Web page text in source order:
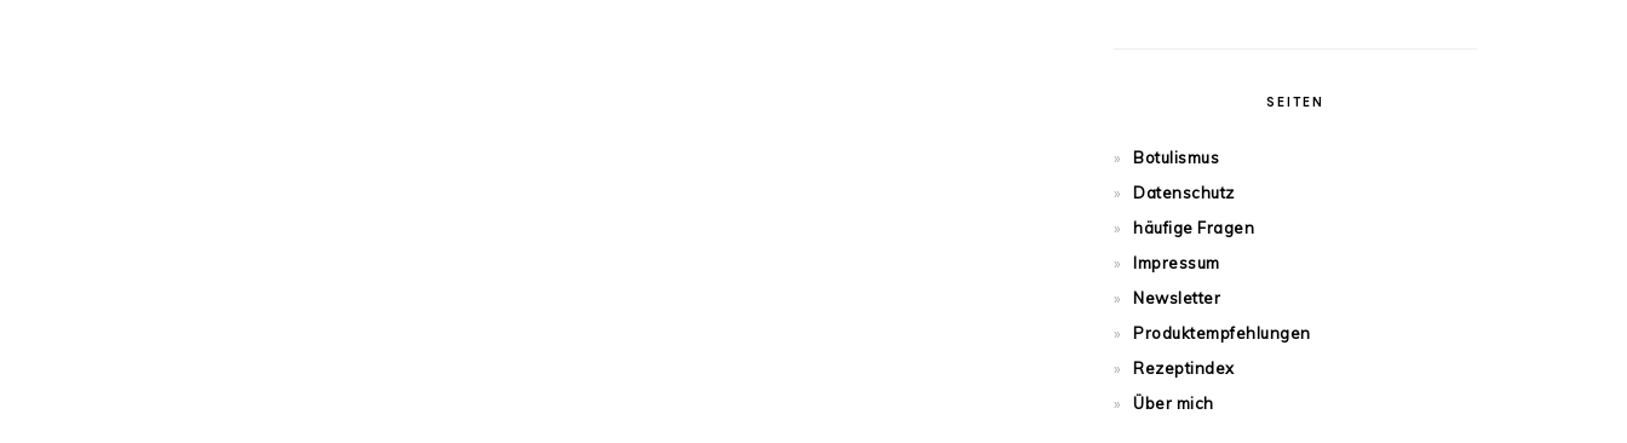
SEITEN
Botulismus
Datenschutz
häufige Fragen
Impressum
Newsletter
Produktempfehlungen
Rezeptindex
Über mich